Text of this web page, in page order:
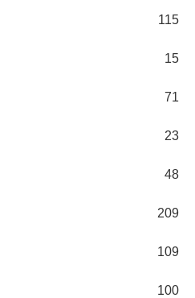
115
15
71
23
48
209
109
100